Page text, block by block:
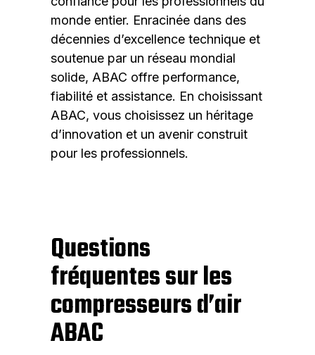
monde entier. Enracinée dans des
décennies d’excellence technique et
soutenue par un réseau mondial
solide, ABAC offre performance,
fiabilité et assistance. En choisissant
ABAC, vous choisissez un héritage
d’innovation et un avenir construit
pour les professionnels.
Questions
fréquentes sur les
compresseurs d’air
ABAC